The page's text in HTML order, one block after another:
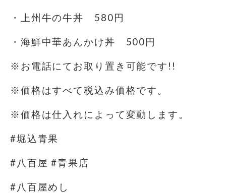
・上州牛の牛丼 580円
・海鮮中華あんかけ丼 500円
※お電話にてお取り置き可能です!!
※価格はすべて税込み価格です。
※価格は仕入れによって変動します。
#堀込青果
#八百屋 #青果店
#八百屋めし